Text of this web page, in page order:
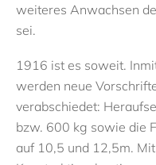
weiteres Anwachsen
sei.
1916 ist es soweit.
werden neue
verabschiedet:
bzw. 600 kg sowie die
auf 10,5 und 12,5m.